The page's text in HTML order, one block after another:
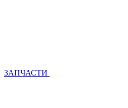
ЗАПЧАСТИ